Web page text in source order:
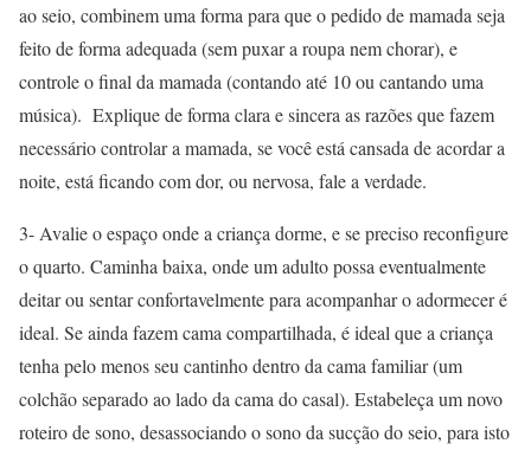
ao seio, combinem uma forma para que o pedido de mamada seja
feito de forma adequada (sem puxar a roupa nem chorar), e
controle o final da mamada (contando até 10 ou cantando uma
música). Explique de forma clara e sincera as razões que fazem
necessário controlar a mamada, se você está cansada de acordar a
noite, está ficando com dor, ou nervosa, fale a verdade.
3- Avalie o espaço onde a criança dorme, e se preciso reconfigure
o quarto. Caminha baixa, onde um adulto possa eventualmente
deitar ou sentar confortavelmente para acompanhar o adormecer é
ideal. Se ainda fazem cama compartilhada, é ideal que a criança
tenha pelo menos seu cantinho dentro da cama familiar (um
colchão separado ao lado da cama do casal). Estabeleça um novo
roteiro de sono, desassociando o sono da sucção do seio, para isto